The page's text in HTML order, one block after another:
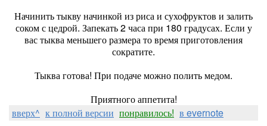
Начинить тыкву начинкой из риса и сухофруктов и залить
соком с цедрой. Запекать 2 часа при 180 градусах. Если у
вас тыква меньшего размера то время приготовления
сократите.
Тыква готова! При подаче можно полить медом.
Приятного аппетита!
вверх^ к полной версии понравилось! в evernote